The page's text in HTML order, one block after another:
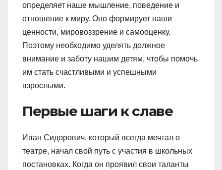
определяет наше мышление, поведение и
отношение к миру. Оно формирует наши
ценности, мировоззрение и самооценку.
Поэтому необходимо уделять должное
внимание и заботу нашим детям, чтобы помочь
им стать счастливыми и успешными
взрослыми.
Первые шаги к славе
Иван Сидорович, который всегда мечтал о
театре, начал свой путь с участия в школьных
постановках. Когда он проявил свои таланты